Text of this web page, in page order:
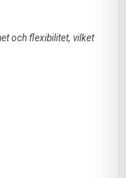
och flexibilitet, vilket